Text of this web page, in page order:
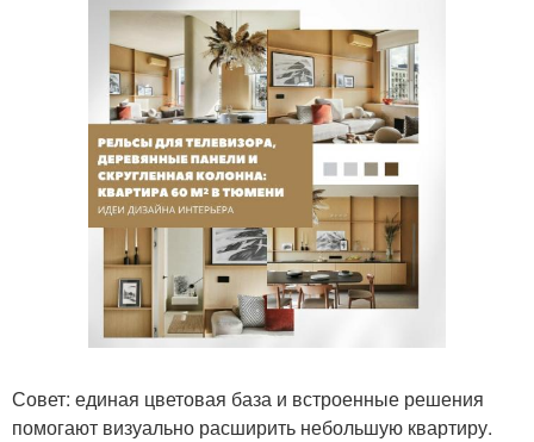
Совет: единая цветовая база и встроенные решения
помогают визуально расширить небольшую квартиру.